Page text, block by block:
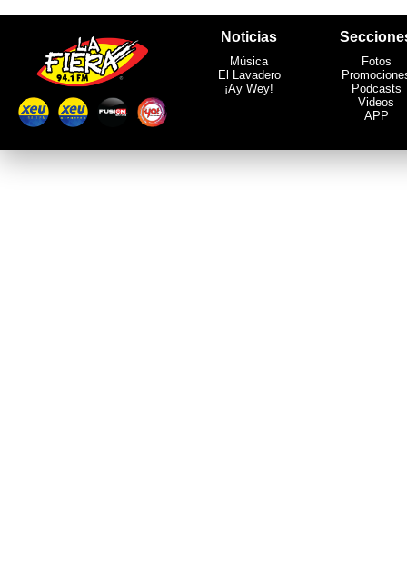
Noticias
Música
El Lavadero
¡Ay Wey!
Fotos
Podcasts
Videos
APP